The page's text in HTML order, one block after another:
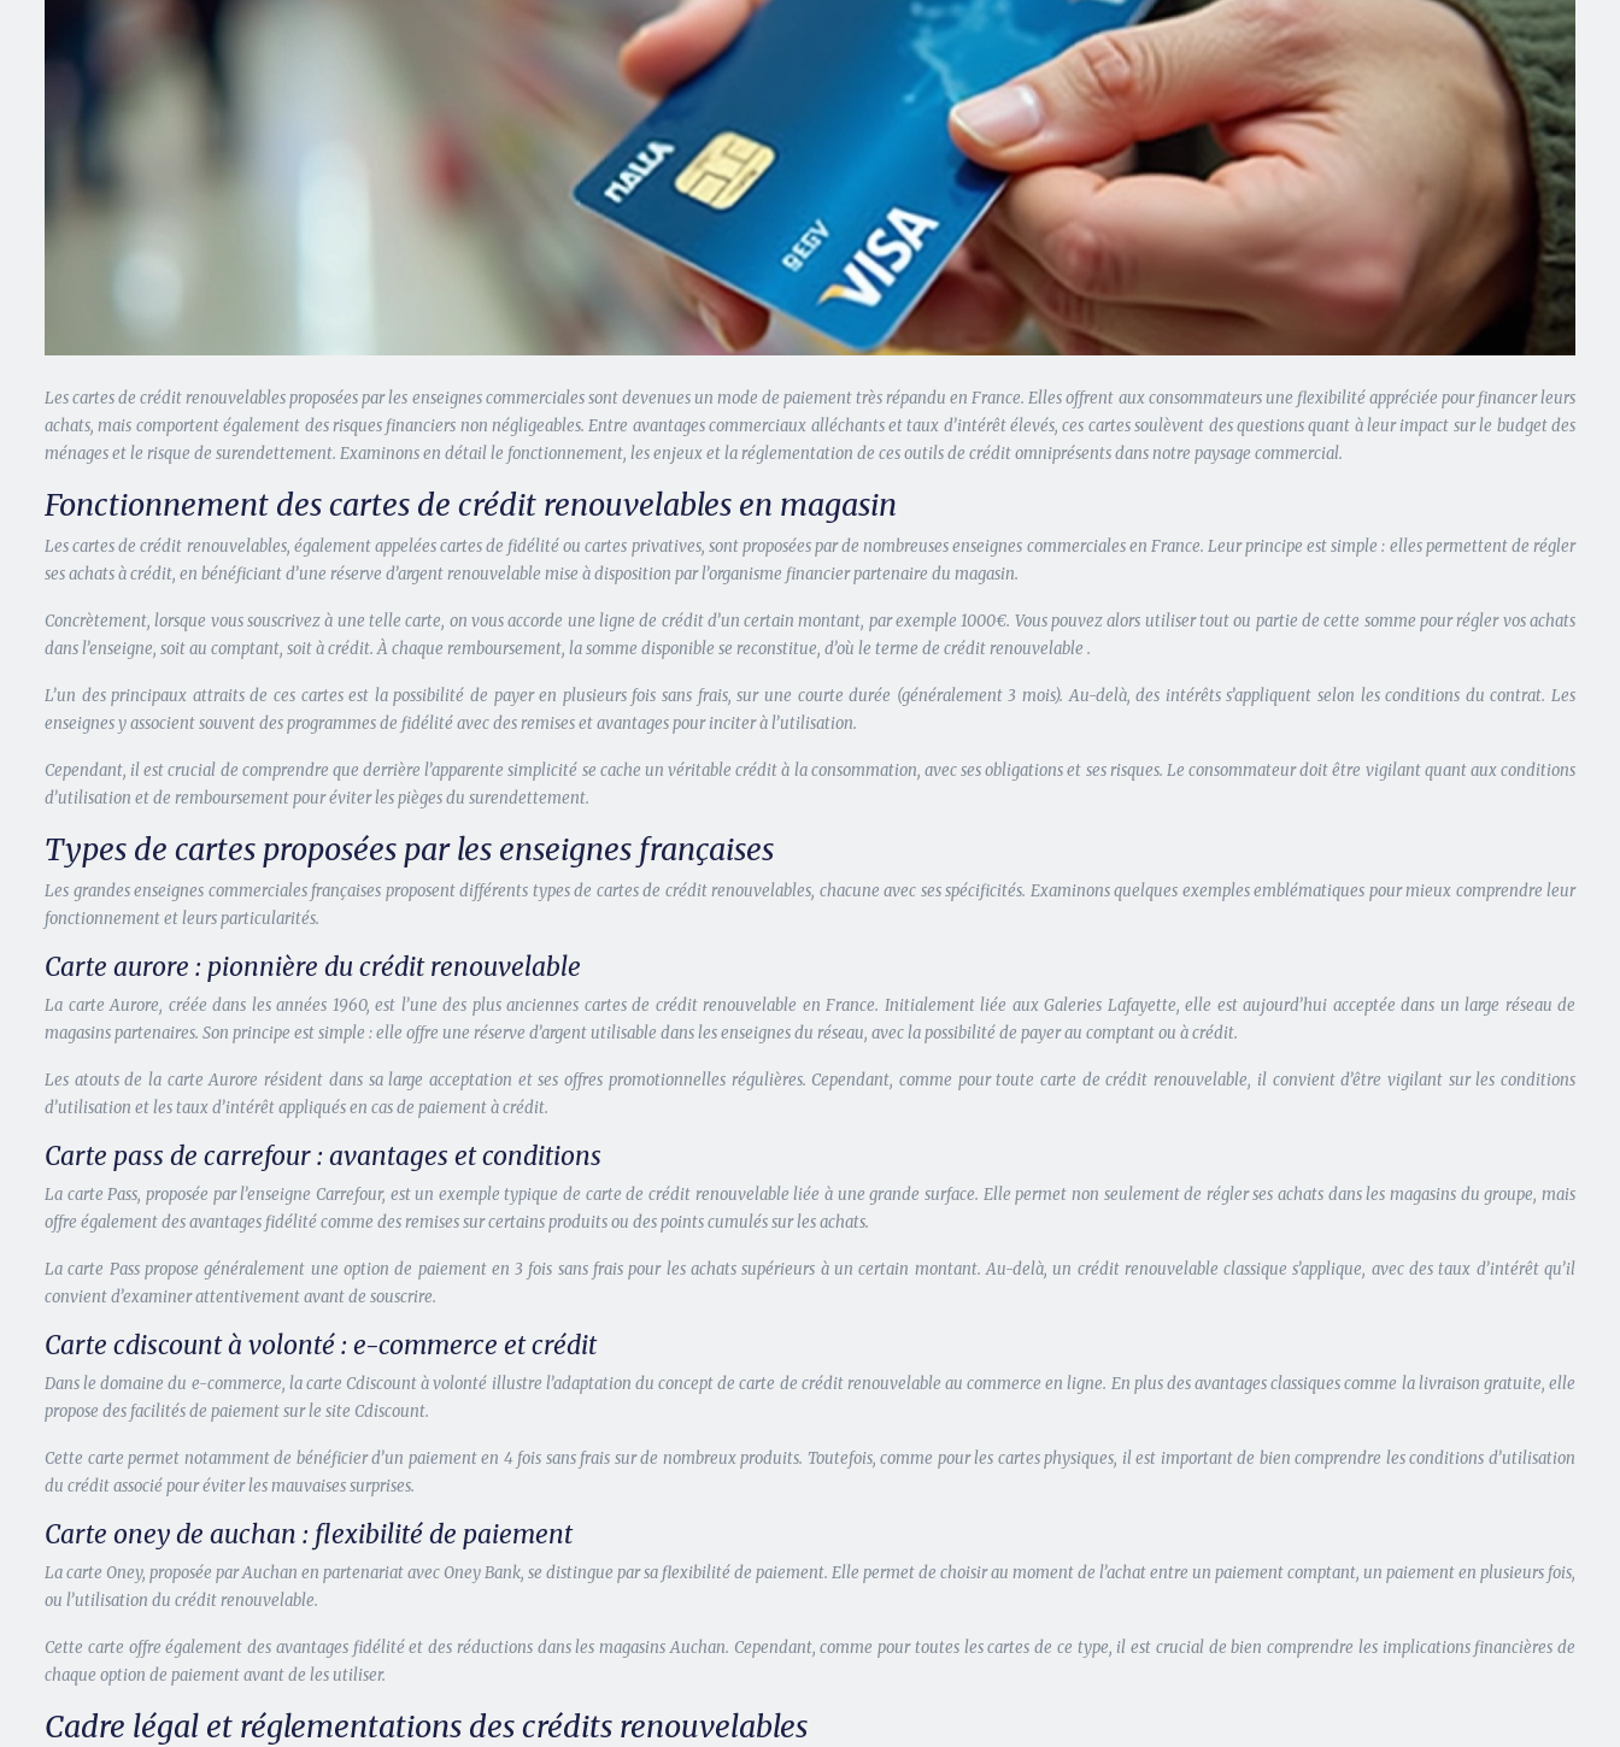
Les cartes de crédit renouvelables proposées par les enseignes commerciales sont devenues un mode de paiement très répandu en France. Elles offrent aux consommateurs une flexibilité appréciée pour financer leurs
achats, mais comportent également des risques financiers non négligeables. Entre avantages commerciaux alléchants et taux d’intérêt élevés, ces cartes soulèvent des questions quant à leur impact sur le budget des
ménages et le risque de surendettement. Examinons en détail le fonctionnement, les enjeux et la réglementation de ces outils de crédit omniprésents dans notre paysage commercial.
Fonctionnement des cartes de crédit renouvelables en magasin
Les cartes de crédit renouvelables, également appelées cartes de fidélité ou cartes privatives, sont proposées par de nombreuses enseignes commerciales en France. Leur principe est simple : elles permettent de régler
ses achats à crédit, en bénéficiant d’une réserve d’argent renouvelable mise à disposition par l’organisme financier partenaire du magasin.
Concrètement, lorsque vous souscrivez à une telle carte, on vous accorde une ligne de crédit d’un certain montant, par exemple 1000€. Vous pouvez alors utiliser tout ou partie de cette somme pour régler vos achats
dans l’enseigne, soit au comptant, soit à crédit. À chaque remboursement, la somme disponible se reconstitue, d’où le terme de créditrenouvelable .
L’un des principaux attraits de ces cartes est la possibilité de payer en plusieurs fois sans frais, sur une courte durée (généralement 3 mois). Au-delà, des intérêts s’appliquent selon les conditions du contrat. Les
enseignes y associent souvent des programmes de fidélité avec des remises et avantages pour inciter à l’utilisation.
Cependant, il est crucial de comprendre que derrière l’apparente simplicité se cache un véritable crédit à la consommation, avec ses obligations et ses risques. Le consommateur doit être vigilant quant aux conditions
d’utilisation et de remboursement pour éviter les pièges du surendettement.
Types de cartes proposées par les enseignes françaises
Les grandes enseignes commerciales françaises proposent différents types de cartes de crédit renouvelables, chacune avec ses spécificités. Examinons quelques exemples emblématiques pour mieux comprendre leur
fonctionnement et leurs particularités.
Carte aurore : pionnière du crédit renouvelable
La carte Aurore, créée dans les années 1960, est l’une des plus anciennes cartes de crédit renouvelable en France. Initialement liée aux Galeries Lafayette, elle est aujourd’hui acceptée dans un large réseau de
magasins partenaires. Son principe est simple : elle offre une réserve d’argent utilisable dans les enseignes du réseau, avec la possibilité de payer au comptant ou à crédit.
Les atouts de la carte Aurore résident dans sa large acceptation et ses offres promotionnelles régulières. Cependant, comme pour toute carte de crédit renouvelable, il convient d’être vigilant sur les conditions
d’utilisation et les taux d’intérêt appliqués en cas de paiement à crédit.
Carte pass de carrefour : avantages et conditions
La carte Pass, proposée par l’enseigne Carrefour, est un exemple typique de carte de crédit renouvelable liée à une grande surface. Elle permet non seulement de régler ses achats dans les magasins du groupe, mais
offre également des avantages fidélité comme des remises sur certains produits ou des points cumulés sur les achats.
La carte Pass propose généralement une option de paiement en 3 fois sans frais pour les achats supérieurs à un certain montant. Au-delà, un crédit renouvelable classique s’applique, avec des taux d’intérêt qu’il
convient d’examiner attentivement avant de souscrire.
Carte cdiscount à volonté : e-commerce et crédit
Dans le domaine du e-commerce, la carte Cdiscount à volonté illustre l’adaptation du concept de carte de crédit renouvelable au commerce en ligne. En plus des avantages classiques comme la livraison gratuite, elle
propose des facilités de paiement sur le site Cdiscount.
Cette carte permet notamment de bénéficier d’un paiement en 4 fois sans frais sur de nombreux produits. Toutefois, comme pour les cartes physiques, il est important de bien comprendre les conditions d’utilisation
du crédit associé pour éviter les mauvaises surprises.
Carte oney de auchan : flexibilité de paiement
La carte Oney, proposée par Auchan en partenariat avec Oney Bank, se distingue par sa flexibilité de paiement. Elle permet de choisir au moment de l’achat entre un paiement comptant, un paiement en plusieurs fois,
ou l’utilisation du crédit renouvelable.
Cette carte offre également des avantages fidélité et des réductions dans les magasins Auchan. Cependant, comme pour toutes les cartes de ce type, il est crucial de bien comprendre les implications financières de
chaque option de paiement avant de les utiliser.
Cadre légal et réglementations des crédits renouvelables